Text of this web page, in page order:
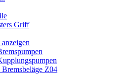
Griff
Z04